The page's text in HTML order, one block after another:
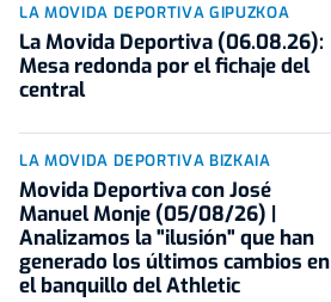
LA MOVIDA DEPORTIVA GIPUZKOA
La Movida Deportiva (06.08.26):
Mesa redonda por el fichaje del
central
LA MOVIDA DEPORTIVA BIZKAIA
Movida Deportiva con José
Manuel Monje (05/08/26) |
Analizamos la "ilusión" que han
generado los últimos cambios en
el banquillo del Athletic